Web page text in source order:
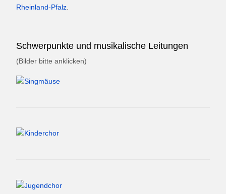
Rheinland-Pfalz
Schwerpunkte und musikalische Leitungen
(Bilder bitte anklicken)